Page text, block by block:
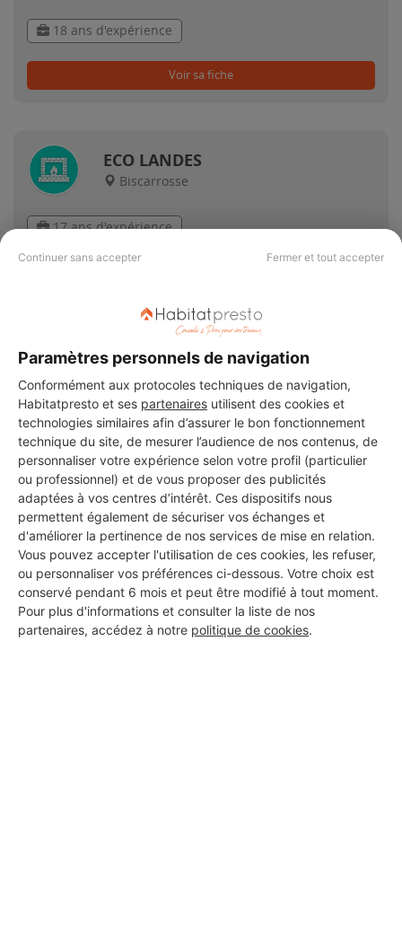
Continuer sans accepter Fermer et tout accepter
Paramètres personnels de navigation
Conformément aux protocoles techniques de navigation,
Habitatpresto et ses partenaires utilisent des cookies et
technologies similaires afin d’assurer le bon fonctionnement
technique du site, de mesurer l’audience de nos contenus, de
personnaliser votre expérience selon votre profil (particulier
ou professionnel) et de vous proposer des publicités
adaptées à vos centres d’intérêt. Ces dispositifs nous
permettent également de sécuriser vos échanges et
d'améliorer la pertinence de nos services de mise en relation.
Vous pouvez accepter l'utilisation de ces cookies, les refuser,
ou personnaliser vos préférences ci-dessous. Votre choix est
conservé pendant 6 mois et peut être modifié à tout moment.
Pour plus d'informations et consulter la liste de nos
partenaires, accédez à notre politique de cookies.
18 ans d'expérience
Voir sa fiche
ECO LANDES
Biscarrosse
17 ans d'expérience
PAS LE TEMPS DE
CHERCHER ?
Vous souhaitez réaliser des travaux et ne savez quel professionnel
choisir ? Demandez des devis travauxauprès de notre réseau de 5 000
professionnels partout en France.